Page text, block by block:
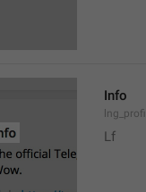
Info
Lf